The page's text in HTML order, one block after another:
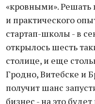
«кровными». Решать
и практического
стартап-школы - в
открылось шесть
столице, и еще
Гродно, Витебске и
получит шанс
бизнес - на это